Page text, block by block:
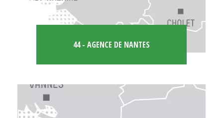
44 - AGENCE DE NANTES